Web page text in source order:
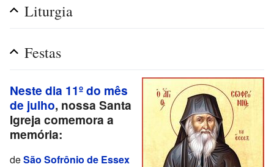
Liturgia
Festas
Neste dia 11º do mês
de julho, nossa Santa
Igreja comemora a
memória:
deSão Sofrônio de Essex